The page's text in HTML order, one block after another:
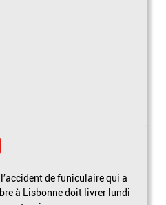
de funiculaire qui a
à Lisbonne doit livrer lundi